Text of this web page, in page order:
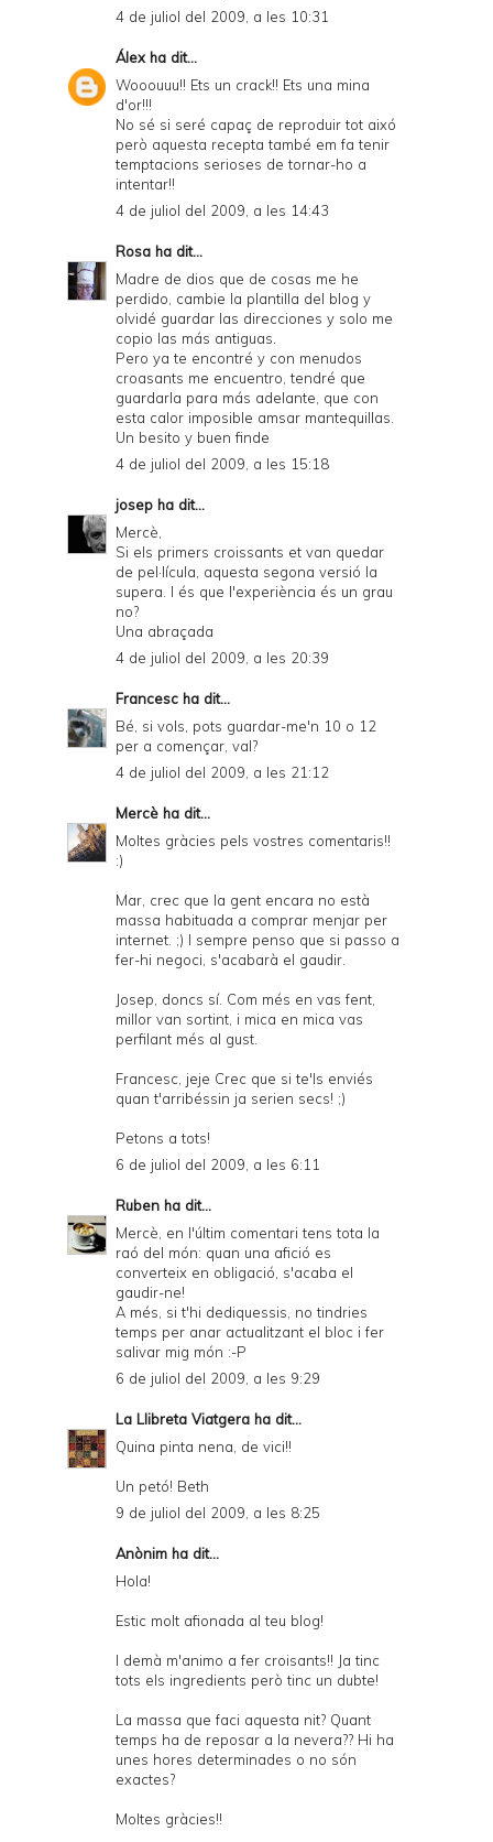
4 de juliol del 2009, a les 10:31
Álexha dit...
Wooouuu!! Ets un crack!! Ets una mina
d'or!!!
No sé si seré capaç de reproduir tot aixó
però aquesta recepta també em fa tenir
temptacions serioses de tornar-ho a
intentar!!
4 de juliol del 2009, a les 14:43
Rosa ha dit...
Madre de dios que de cosas me he
perdido, cambie la plantilla del blog y
olvidé guardar las direcciones y solo me
copio las más antiguas.
Pero ya te encontré y con menudos
croasants me encuentro, tendré que
guardarla para más adelante, que con
esta calor imposible amsar mantequillas.
Un besito y buen finde
4 de juliol del 2009, a les 15:18
josep ha dit...
Mercè,
Si els primers croissants et van quedar
de pel·lícula, aquesta segona versió la
supera. I és que l'experiència és un grau
no?
Una abraçada
4 de juliol del 2009, a les 20:39
Francesc ha dit...
Bé, si vols, pots guardar-me'n 10 o 12
per a començar, val?
4 de juliol del 2009, a les 21:12
Mercè ha dit...
Moltes gràcies pels vostres comentaris!!
:)
Mar, crec que la gent encara no està
massa habituada a comprar menjar per
internet. ;) I sempre penso que si passo a
fer-hi negoci, s'acabarà el gaudir.
Josep, doncs sí. Com més en vas fent,
millor van sortint, i mica en mica vas
perfilant més al gust.
Francesc, jeje Crec que si te'ls enviés
quan t'arribéssin ja serien secs! ;)
Petons a tots!
6 de juliol del 2009, a les 6:11
Ruben ha dit...
Mercè, en l'últim comentari tens tota la
raó del món: quan una afició es
converteix en obligació, s'acaba el
gaudir-ne!
A més, si t'hi dediquessis, no tindries
temps per anar actualitzant el bloc i fer
salivar mig món :-P
6 de juliol del 2009, a les 9:29
La Llibreta Viatgera ha dit...
Quina pinta nena, de vici!!
Un petó! Beth
9 de juliol del 2009, a les 8:25
Anònim ha dit...
Hola!
Estic molt afionada al teu blog!
I demà m'animo a fer croisants!! Ja tinc
tots els ingredients però tinc un dubte!
La massa que faci aquesta nit? Quant
temps ha de reposar a la nevera?? Hi ha
unes hores determinades o no són
exactes?
Moltes gràcies!!